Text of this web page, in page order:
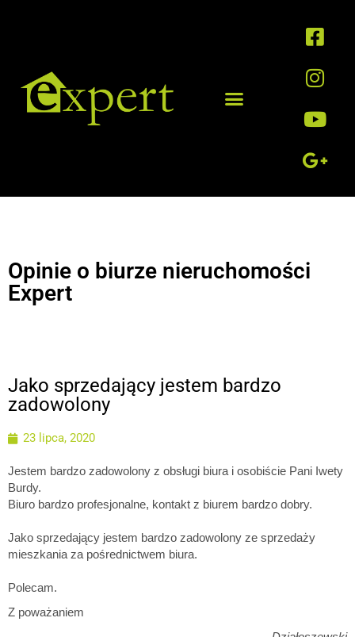
Opinie o biurze nieruchomości
Expert
Jako sprzedający jestem bardzo
zadowolony
23 lipca, 2020
Jestem bardzo zadowolony z obsługi biura i osobiście Pani Iwety
Burdy.
Biuro bardzo profesjonalne, kontakt z biurem bardzo dobry.
Jako sprzedający jestem bardzo zadowolony ze sprzedaży
mieszkania za pośrednictwem biura.
Polecam.
Z poważaniem